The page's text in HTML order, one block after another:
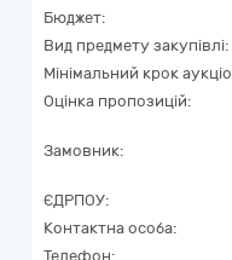
Бюджет:
Вид предмету закупівлі:
Мінімальний крок
Оцінка пропозицій:
Замовник:
ЄДРПОУ:
Контактна особа:
Телефон: